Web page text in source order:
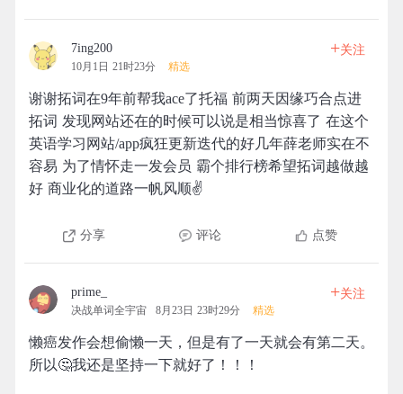
7ing200
10月1日 21时23分 精选
+关注
谢谢拓词在9年前帮我ace了托福 前两天因缘巧合点进
拓词 发现网站还在的时候可以说是相当惊喜了 在这个
英语学习网站/app疯狂更新迭代的好几年薛老师实在不
容易 为了情怀走一发会员 霸个排行榜希望拓词越做越
好 商业化的道路一帆风顺✌️
分享 评论 点赞
prime_
决战单词全宇宙 8月23日 23时29分 精选
+关注
懒癌发作会想偷懒一天，但是有了一天就会有第二天。
所以🤔我还是坚持一下就好了！！！